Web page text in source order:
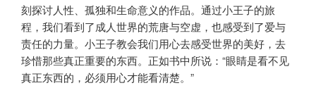
刻探讨人性、孤独和生命意义的作品。通过小王子的旅
程，我们看到了成人世界的荒唐与空虚，也感受到了爱与
责任的力量。小王子教会我们用心去感受世界的美好，去
珍惜那些真正重要的东西。正如书中所说：“眼睛是看不见
真正东西的，必须用心才能看清楚。”